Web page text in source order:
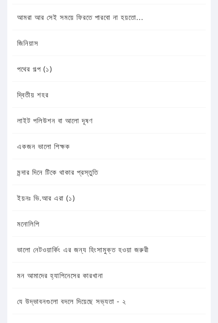
আমরা আর সেই সময়ে ফিরতে পারবো না হয়তো...
জিনিয়াস
পথের গল্প (১)
দ্বিতীয় শহর
লাইট পলিউশন বা আলো দূষণ
একজন ভালো শিক্ষক
মন্দার দিনে টিকে থাকার প্রস্তুতি
ইয়নঃ ভি.আর এরা (১)
মনোলিপি
ভালো নেটওয়ার্কিং এর জন্য হিংসামুক্ত হওয়া জরুরী
মন আমাদের হ্যাপিনেসের কারখানা
যে উদ্ভাবনগুলো বদলে দিয়েছে সভ্যতা - ২